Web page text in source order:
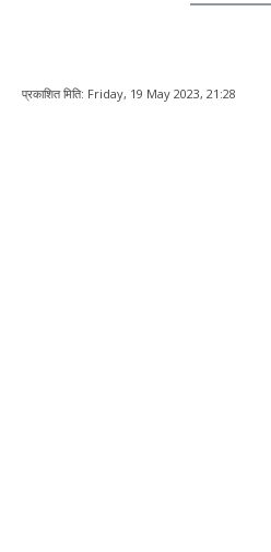
प्रकाशित मिति: Friday, 19 May 2023, 21:28